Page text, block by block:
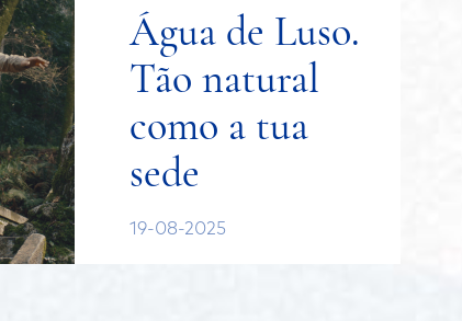
Água de Luso.
Tão natural
como a tua
sede
19-08-2025